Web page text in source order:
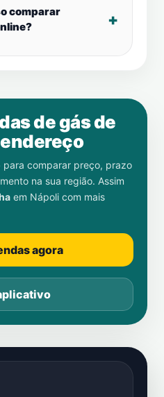
comparar
de gás de
comparar preço, prazo
na sua região. Assim
em Nápoli com mais
agora